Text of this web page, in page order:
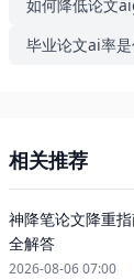
如何降低论文
毕业论文ai率
相关推荐
神降笔论文降重
全解答
2026-08-06 07:00